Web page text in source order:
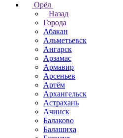
Орёл
Назад
Города
Абакан
Альметьевск
Ангарск
Арзамас
Армавир
Арсеньев
Артём
Архангельск
Астрахань
Ачинск
Балаково
Балашиха